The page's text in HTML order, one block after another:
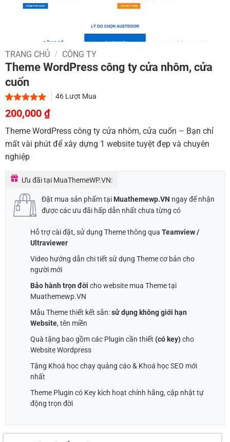
TRANG CHỦ / CÔNG TY
Theme WordPress công ty cửa nhôm, cửa
cuốn
5.00trên 5
dựa trên
2
46Lượt Mua
Giá
gốc
là:
900,000 ₫.
200,000 ₫Giá
hiện
tại
Theme WordPress công ty cửa nhôm, cửa cuốn – Bạn chỉ
mất vài phút để xây dựng 1 website tuyệt đẹp và chuyên
nghiệp
Ưu đãi tại MuaThemeWP.VN:
Đặt mua sản phẩm tại Muathemewp.VN ngay để nhận
được các ưu đãi hấp dẫn nhất chưa từng có
Hỗ trợ cài đặt, sử dụng Theme thông qua Teamview /
Ultraviewer
Video hướng dẫn chi tiết sử dụng Theme cơ bản cho
người mới
Bảo hành trọn đời cho website mua Theme tại
Muathemewp.VN
Mẫu Theme thiết kết sẵn:sử dụng không giới hạn
Website, tên miền
Quà tặng bao gồm các Plugin cần thiết (có key)cho
Website Wordpress
Tặng Khoá học chạy quảng cáo & Khoá học SEO mới
nhất
Theme Plugin có Key kích hoạt chính hãng, cập nhật tự
động trọn đời